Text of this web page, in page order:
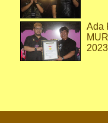
Ada
2023